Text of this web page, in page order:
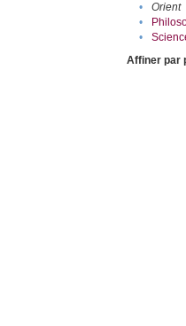
•
Orient
•
•
Affiner par